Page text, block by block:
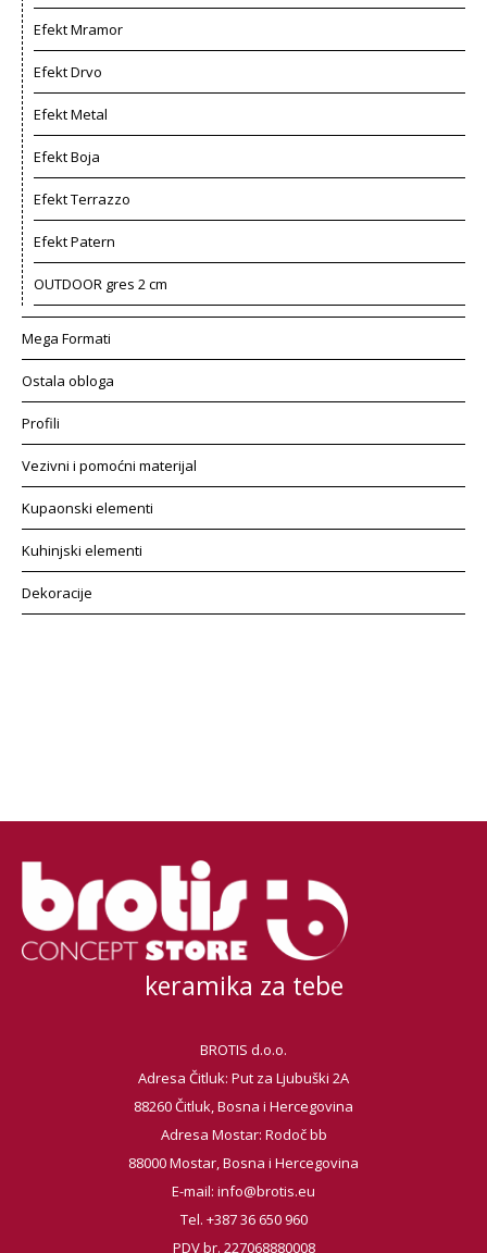
Efekt Mramor
Efekt Drvo
Efekt Metal
Efekt Boja
Efekt Terrazzo
Efekt Patern
OUTDOOR gres 2 cm
Mega Formati
Ostala obloga
Profili
Vezivni i pomoćni materijal
Kupaonski elementi
Kuhinjski elementi
Dekoracije
keramika za tebe
BROTIS d.o.o.
Adresa Čitluk: Put za Ljubuški 2A
88260 Čitluk, Bosna i Hercegovina
Adresa Mostar: Rodoč bb
88000 Mostar, Bosna i Hercegovina
E-mail: info@brotis.eu
Tel. +387 36 650 960
PDV br. 227068880008